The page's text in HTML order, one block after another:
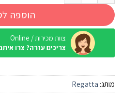
הוספה
צוות מכירות / Online
צריכים עזרה? צרו
מותג: Regatta